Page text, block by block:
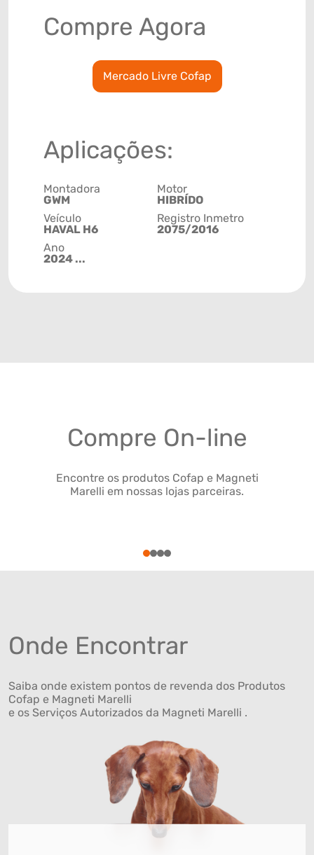
Compre Agora
Mercado Livre Cofap
Aplicações:
Montadora
GWM
Veículo
HAVAL H6
Ano
2024 ...
Motor
HIBRÍDO
Registro Inmetro
2075/2016
Compre On-line
Encontre os produtos Cofap e Magneti
Marelli em nossas lojas parceiras.
1234
Onde Encontrar
Saiba onde existem pontos de revenda dos Produtos
Cofap e Magneti Marelli
e os Serviços Autorizados da Magneti Marelli .